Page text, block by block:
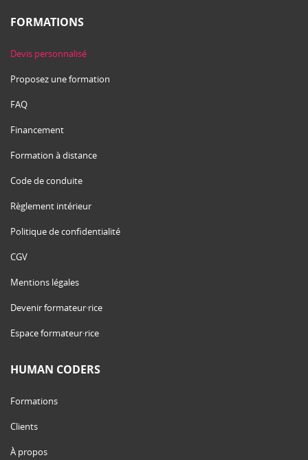
FORMATIONS
Devis personnalisé
Proposez une formation
FAQ
Financement
Formation à distance
Code de conduite
Règlement intérieur
Politique de confidentialité
CGV
Mentions légales
Devenir formateur·rice
Espace formateur·rice
HUMAN CODERS
Formations
Clients
À propos